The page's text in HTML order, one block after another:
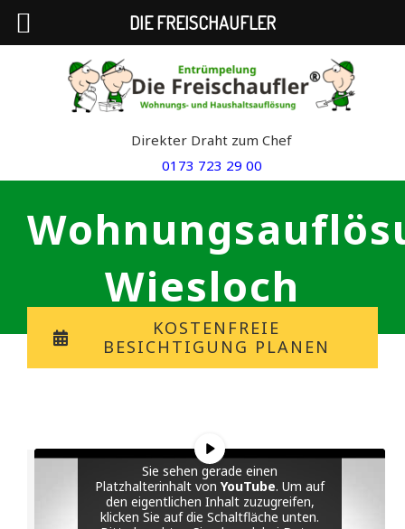
Direkter Draht zum Chef
0173 723 29 00
Wiesloch
KOSTENFREIE
BESICHTIGUNG PLANEN
Sie sehen gerade einen
Platzhalterinhalt von YouTube. Um auf
den eigentlichen Inhalt zuzugreifen,
klicken Sie auf die Schaltfläche unten.
DIE FREISCHAUFLER